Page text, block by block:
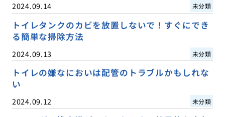
2024.09.14 未分類
トイレタンクのカビを放置しないで！すぐにでき
る簡単な掃除方法
2024.09.13 未分類
トイレの嫌なにおいは配管のトラブルかもしれな
い
2024.09.12 未分類